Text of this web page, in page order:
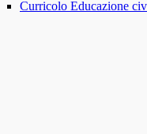
Curricolo Educazione